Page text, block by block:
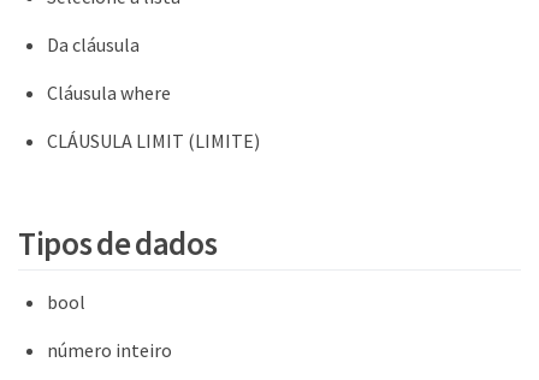
Da cláusula
Cláusula where
CLÁUSULA LIMIT (LIMITE)
Tipos de dados
bool
número inteiro